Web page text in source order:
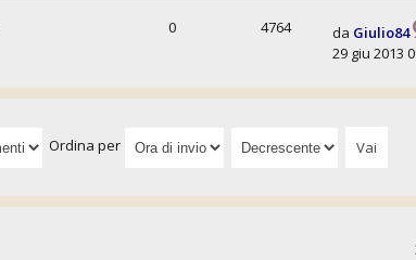
0 4764 da Giulio84
29 giu 2013
Ordina per